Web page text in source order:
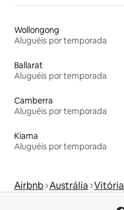
Wollongong
Aluguéis por temporada
Ballarat
Aluguéis por temporada
Camberra
Aluguéis por temporada
Kiama
Aluguéis por temporada
Airbnb Austrália Vitória